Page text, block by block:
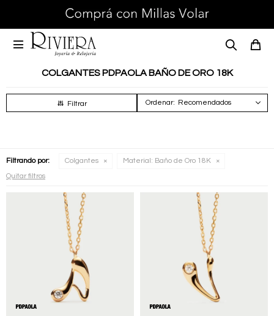

COLGANTES PDPAOLA BAÑO DE ORO 18K
Recomendados
Filtrando por: Colgantes Material: Baño de Oro 18K
Quitar filtros